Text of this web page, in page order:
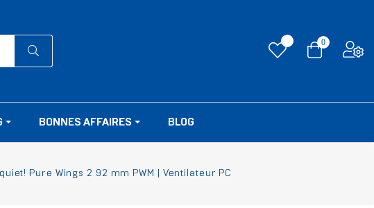
0
BONNES AFFAIRES BLOG
Pure Wings 2 92 mm PWM | Ventilateur PC